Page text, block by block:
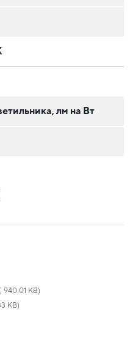
лм на Вт
940.01 KB)
KB)